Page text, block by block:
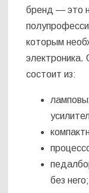
бренд — это
которым
электроника.
состоит из:
без него;